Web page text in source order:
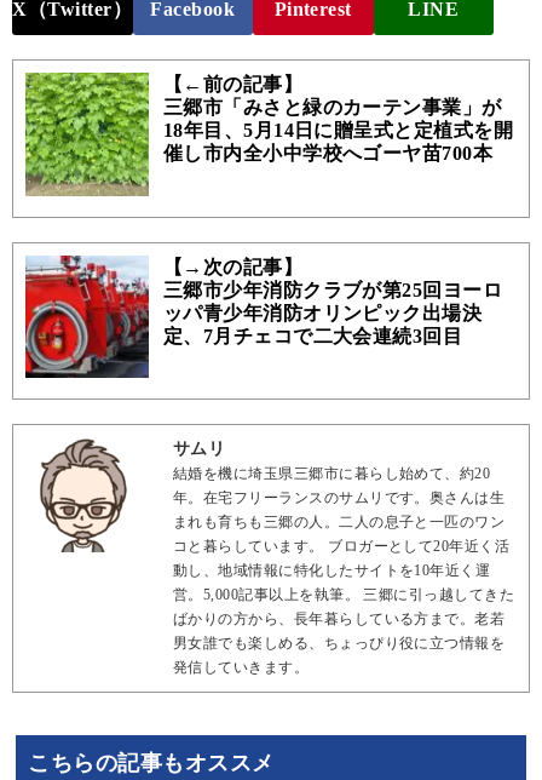
X（Twitter） Facebook Pinterest LINE
【←前の記事】
三郷市「みさと緑のカーテン事業」が
18年目、5月14日に贈呈式と定植式を開
催し市内全小中学校へゴーヤ苗700本
【→次の記事】
三郷市少年消防クラブが第25回ヨーロ
ッパ青少年消防オリンピック出場決
定、7月チェコで二大会連続3回目
サムリ
結婚を機に埼玉県三郷市に暮らし始めて、約20
年。在宅フリーランスのサムリです。奥さんは生
まれも育ちも三郷の人。二人の息子と一匹のワン
コと暮らしています。 ブロガーとして20年近く活
動し、地域情報に特化したサイトを10年近く運
営。5,000記事以上を執筆。 三郷に引っ越してきた
ばかりの方から、長年暮らしている方まで。老若
男女誰でも楽しめる、ちょっぴり役に立つ情報を
発信していきます。
こちらの記事もオススメ